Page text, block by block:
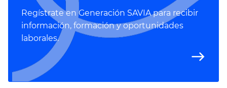
Regístrate en Generación SAVIA para recibir
información, formación y oportunidades
laborales.
east